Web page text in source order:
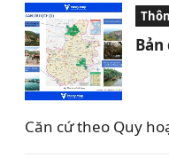
Căn cứ theo Quy